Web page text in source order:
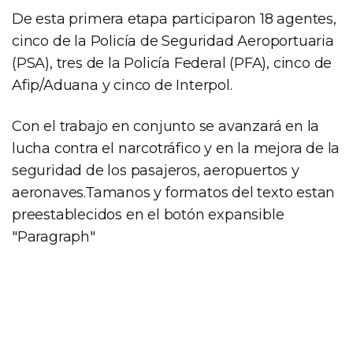
De esta primera etapa participaron 18 agentes,
cinco de la Policía de Seguridad Aeroportuaria
(PSA), tres de la Policía Federal (PFA), cinco de
Afip/Aduana y cinco de Interpol.
Con el trabajo en conjunto se avanzará en la
lucha contra el narcotráfico y en la mejora de la
seguridad de los pasajeros, aeropuertos y
aeronaves.Tamanos y formatos del texto estan
preestablecidos en el botón expansible
"Paragraph"